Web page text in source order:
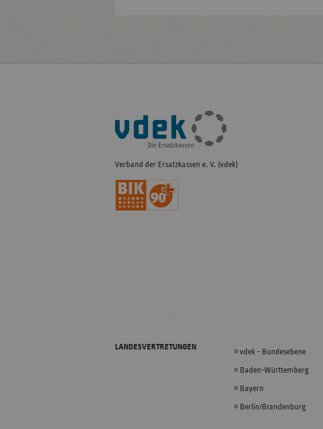
Fußleisten-
Navigation
Verband der Ersatzkassen e. V. (vdek)
LANDESVERTRETUNGEN
vdek - Bundesebene
Baden-Württemberg
Bayern
Berlin/Brandenburg